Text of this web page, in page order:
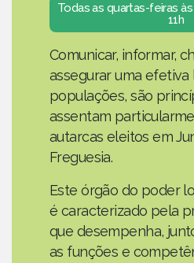
Todas as quartas-feiras
11h
Comunicar, informar,
assegurar uma efetiva
populações, são
assentam
autarcas eleitos em
Freguesia.
Este órgão do poder
é caracterizado pela
que desempenha,
as funções e